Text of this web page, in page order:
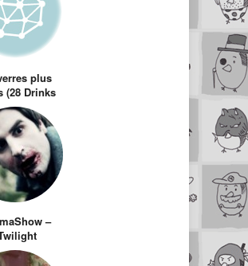
plus
(28 Drinks
parodie de
plus tard
–